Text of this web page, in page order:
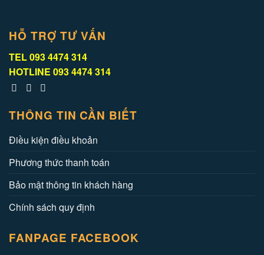
HỖ TRỢ TƯ VẤN
TEL093 4474 314
HOTLINE 093 4474 314
THÔNG TIN CẦN BIẾT
Điều kiện điều khoản
Phương thức thanh toán
Bảo mật thông tin khách hàng
Chính sách quy định
FANPAGE FACEBOOK